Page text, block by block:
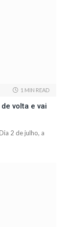
1 MIN READ
volta e vai
2 de julho, a